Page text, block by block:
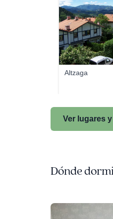
Altzaga
Ver lugares
Dónde